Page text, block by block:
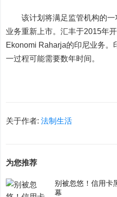
该计划将满足监管机构的一
业务重新上市。汇丰于2015年
Ekonomi Raharja的印尼业务。
一过程可能需要数年时间。
关于作者:法制生活
为您推荐
别被忽悠！信用卡
幕